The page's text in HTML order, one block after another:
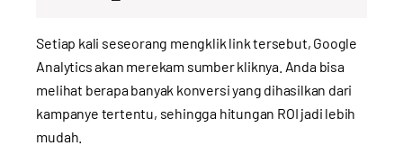
Setiap kali seseorang mengklik link tersebut, Google
Analytics akan merekam sumber kliknya. Anda bisa
melihat berapa banyak konversi yang dihasilkan dari
kampanye tertentu, sehingga hitungan ROI jadi lebih
mudah.